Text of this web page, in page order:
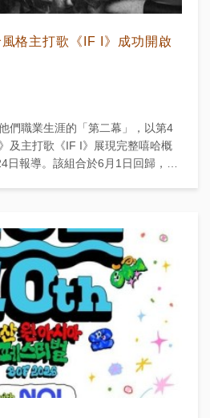
格主打歌《IF I》成功開啟
們職業生涯的「第二幕」，以第4
及主打歌《IF I》展現完整嘻哈概
日報導。該組合於6月1日回歸，這